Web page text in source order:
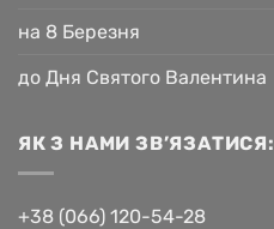
на 8 Березня
до Дня Святого Валентина
ЯК З НАМИ ЗВ’ЯЗАТИСЯ:
+38 (066) 120-54-28